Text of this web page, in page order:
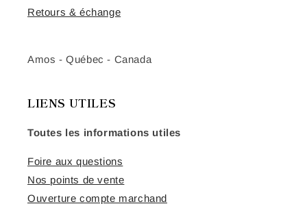
Retours & échange
Amos - Québec - Canada
LIENS UTILES
Toutes les informations utiles
Foire aux questions
Nos points de vente
Ouverture compte marchand